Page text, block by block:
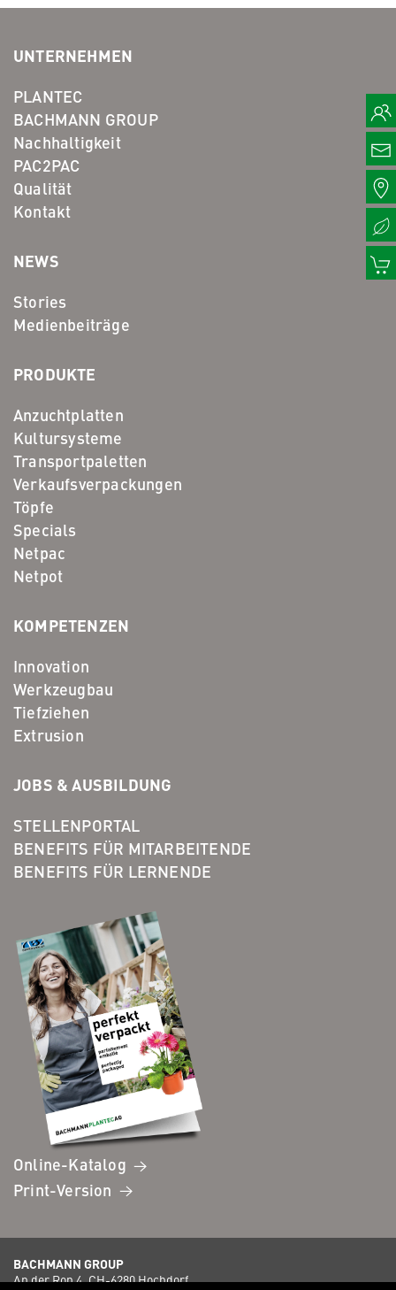
UNTERNEHMEN
PLANTEC
BACHMANN GROUP
Nachhaltigkeit
PAC2PAC
Qualität
Kontakt
NEWS
Stories
Medienbeiträge
PRODUKTE
Anzuchtplatten
Kultursysteme
Transportpaletten
Verkaufsverpackungen
Töpfe
Specials
Netpac
Netpot
KOMPETENZEN
Innovation
Werkzeugbau
Tiefziehen
Extrusion
JOBS & AUSBILDUNG
STELLENPORTAL
BENEFITS FÜR MITARBEITENDE
BENEFITS FÜR LERNENDE
Online-Katalog
Print-Version
BACHMANN GROUP
An der Ron 4, CH-6280 Hochdorf,